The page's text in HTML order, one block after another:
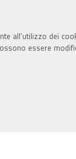
all’utilizzo dei
essere